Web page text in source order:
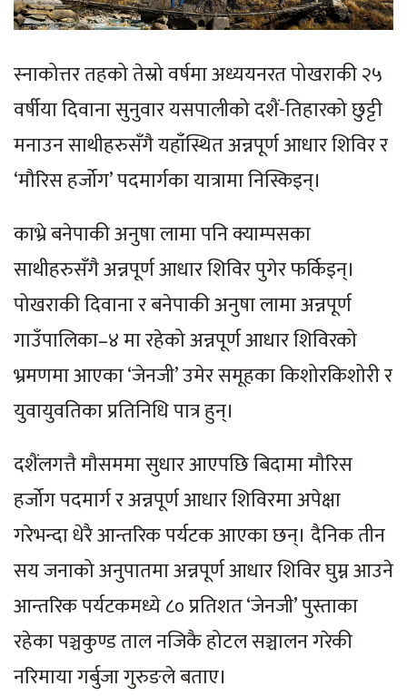
स्नाकोत्तर तहको तेस्रो वर्षमा अध्ययनरत पोखराकी २५
वर्षीया दिवाना सुनुवार यसपालीको दशैं-तिहारको छुट्टी
मनाउन साथीहरुसँगै यहाँस्थित अन्नपूर्ण आधार शिविर र
‘मौरिस हर्जोग’ पदमार्गका यात्रामा निस्किइन्।
काभ्रे बनेपाकी अनुषा लामा पनि क्याम्पसका
साथीहरुसँगै अन्नपूर्ण आधार शिविर पुगेर फर्किइन्।
पोखराकी दिवाना र बनेपाकी अनुषा लामा अन्नपूर्ण
गाउँपालिका–४ मा रहेको अन्नपूर्ण आधार शिविरको
भ्रमणमा आएका ‘जेनजी’ उमेर समूहका किशोरकिशोरी र
युवायुवतिका प्रतिनिधि पात्र हुन्।
दशैंलगत्तै मौसममा सुधार आएपछि बिदामा मौरिस
हर्जोग पदमार्ग र अन्नपूर्ण आधार शिविरमा अपेक्षा
गरेभन्दा धेरै आन्तरिक पर्यटक आएका छन्। दैनिक तीन
सय जनाको अनुपातमा अन्नपूर्ण आधार शिविर घुम्न आउने
आन्तरिक पर्यटकमध्ये ८० प्रतिशत ‘जेनजी’ पुस्ताका
रहेका पञ्चकुण्ड ताल नजिकै होटल सञ्चालन गरेकी
नरिमाया गर्बुजा गुरुङले बताए।